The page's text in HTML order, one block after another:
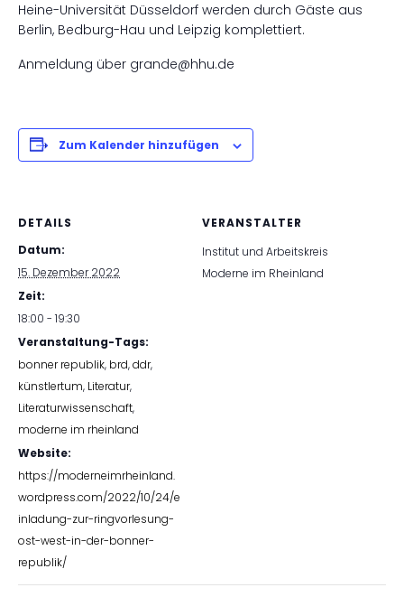
Heine-Universität Düsseldorf werden durch Gäste aus
Berlin, Bedburg-Hau und Leipzig komplettiert.
Anmeldung über grande@hhu.de
Zum Kalender hinzufügen
DETAILS
Datum:
15. Dezember 2022
Zeit:
18:00 - 19:30
Veranstaltung-Tags:
bonner republik, brd,ddr,
künstlertum, Literatur,
Literaturwissenschaft,
moderne im rheinland
Website:
https://moderneimrheinland.
wordpress.com/2022/10/24/e
inladung-zur-ringvorlesung-
ost-west-in-der-bonner-
republik/
VERANSTALTER
Institut und Arbeitskreis
Moderne im Rheinland